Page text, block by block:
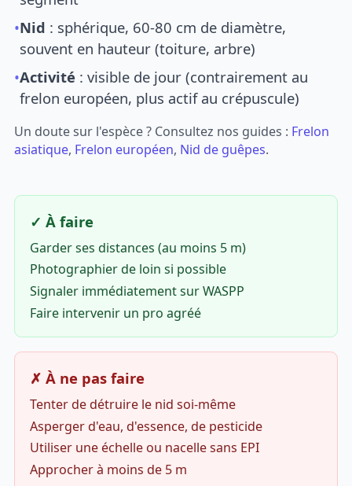
•Nid : sphérique, 60-80 cm de diamètre,
souvent en hauteur (toiture, arbre)
•Activité : visible de jour (contrairement au
frelon européen, plus actif au crépuscule)
Un doute sur l'espèce ? Consultez nos guides : Frelon
asiatique, Frelon européen, Nid de guêpes.
✓ À faire
Garder ses distances (au moins 5 m)
Photographier de loin si possible
Signaler immédiatement sur WASPP
Faire intervenir un pro agréé
✗ À ne pas faire
Tenter de détruire le nid soi-même
Asperger d'eau, d'essence, de pesticide
Utiliser une échelle ou nacelle sans EPI
Approcher à moins de 5 m